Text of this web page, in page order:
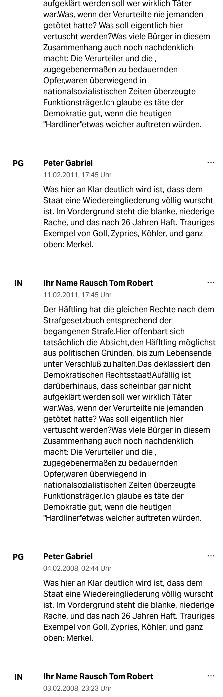
aufgeklärt werden soll wer wirklich Täter
war.Was, wenn der Verurteilte nie jemanden
getötet hatte? Was soll eigentlich hier
vertuscht werden?Was viele Bürger in diesem
Zusammenhang auch noch nachdenklich
macht: Die Verurteiler und die ,
zugegebenermaßen zu bedauernden
Opfer,waren überwiegend in
nationalsozialistischen Zeiten überzeugte
Funktionsträger.Ich glaube es täte der
Demokratie gut, wenn die heutigen
"Hardliner"etwas weicher auftreten würden.
PG Peter Gabriel
11.02.2011, 17:45 Uhr
Was hier an Klar deutlich wird ist, dass dem
Staat eine Wiedereingliederung völlig wurscht
ist. Im Vordergrund steht die blanke, niederige
Rache, und das nach 26 Jahren Haft. Trauriges
Exempel von Goll, Zypries, Köhler, und ganz
oben: Merkel.
IN Ihr Name Rausch Tom Robert
11.02.2011, 17:45 Uhr
Der Häftling hat die gleichen Rechte nach dem
Strafgesetzbuch entsprechend der
begangenen Strafe.Hier offenbart sich
tatsächlich die Absicht,den Häfltling möglichst
aus politischen Gründen, bis zum Lebensende
unter Verschluß zu halten.Das deklassiert den
Demokratischen Rechtsstaat!Aufällig ist
darüberhinaus, dass scheinbar gar nicht
aufgeklärt werden soll wer wirklich Täter
war.Was, wenn der Verurteilte nie jemanden
getötet hatte? Was soll eigentlich hier
vertuscht werden?Was viele Bürger in diesem
Zusammenhang auch noch nachdenklich
macht: Die Verurteiler und die ,
zugegebenermaßen zu bedauernden
Opfer,waren überwiegend in
nationalsozialistischen Zeiten überzeugte
Funktionsträger.Ich glaube es täte der
Demokratie gut, wenn die heutigen
"Hardliner"etwas weicher auftreten würden.
PG Peter Gabriel
04.02.2008, 02:44 Uhr
Was hier an Klar deutlich wird ist, dass dem
Staat eine Wiedereingliederung völlig wurscht
ist. Im Vordergrund steht die blanke, niederige
Rache, und das nach 26 Jahren Haft. Trauriges
Exempel von Goll, Zypries, Köhler, und ganz
oben: Merkel.
IN Ihr Name Rausch Tom Robert
03.02.2008, 23:23 Uhr